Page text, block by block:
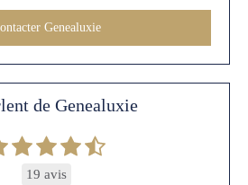
Genealuxie
de Genealuxie
19 avis